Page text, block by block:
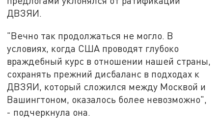
ДВЗЯИ.
"Вечно так продолжаться не могло. В
условиях, когда США проводят глубоко
враждебный курс в отношении нашей страны,
сохранять прежний дисбаланс в подходах к
ДВЗЯИ, который сложился между Москвой и
Вашингтоном, оказалось более невозможно",
- подчеркнула она.